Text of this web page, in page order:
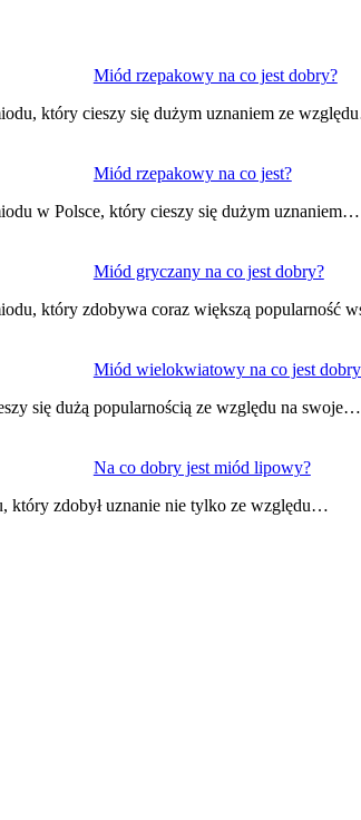
Miód rzepakowy na co jest dobry?
który cieszy się dużym uznaniem ze
Miód rzepakowy na co jest?
w Polsce, który cieszy się dużym uznaniem…
Miód gryczany na co jest dobry?
który zdobywa coraz większą popularność
Miód wielokwiatowy na co jest
się dużą popularnością ze względu na swoje…
Na co dobry jest miód lipowy?
który zdobył uznanie nie tylko ze względu…